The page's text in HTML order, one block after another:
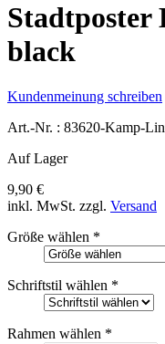
black
Kundenmeinung schreiben
Art.-Nr. : 83620-Kamp-
Auf Lager
9,90 €
inkl. MwSt. zzgl. Versand
Größe wählen *
Schriftstil wählen *
Rahmen wählen *